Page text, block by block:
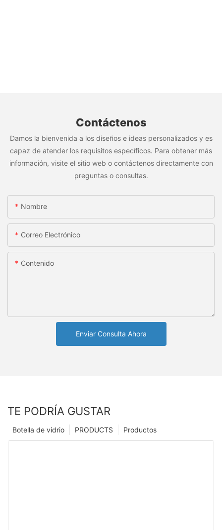
Contáctenos
Damos la bienvenida a los diseños e ideas personalizados y es
capaz de atender los requisitos específicos. Para obtener más
información, visite el sitio web o contáctenos directamente con
preguntas o consultas.
Nombre
Correo Electrónico
Contenido
Enviar Consulta Ahora
TE PODRÍA GUSTAR
Productos
PRODUCTS
Botella de vidrio